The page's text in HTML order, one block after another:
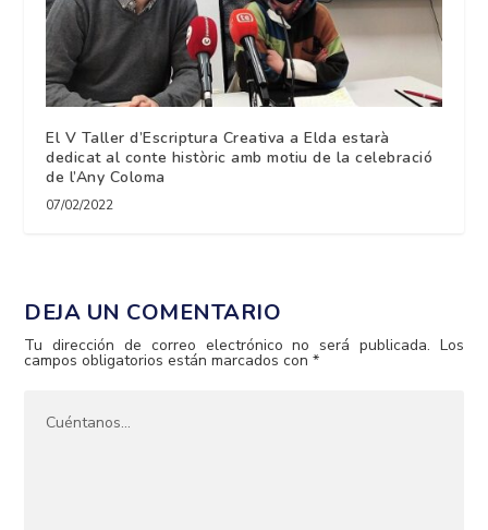
El V Taller d’Escriptura Creativa a Elda estarà
dedicat al conte històric amb motiu de la celebració
de l’Any Coloma
07/02/2022
DEJA UN COMENTARIO
Tu dirección de correo electrónico no será publicada. Los
campos obligatorios están marcados con*